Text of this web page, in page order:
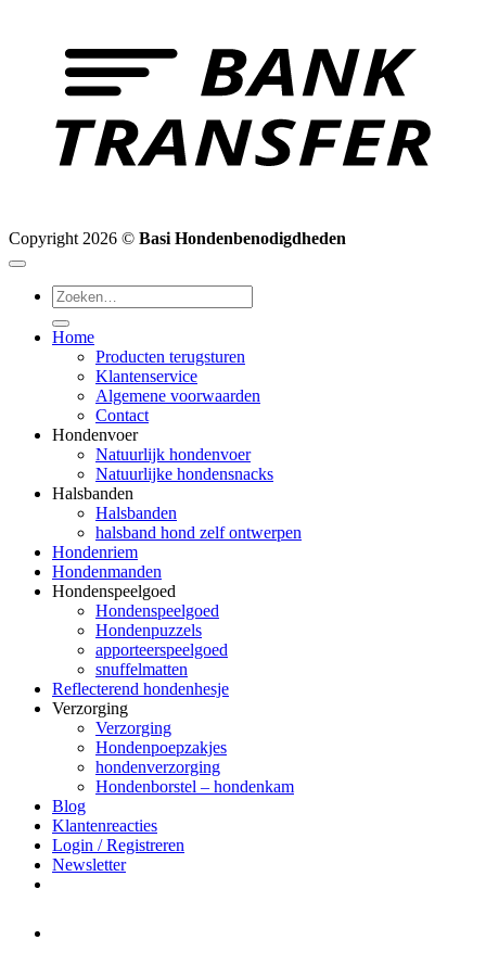
Copyright 2026 © Basi Hondenbenodigdheden
Zoeken
naar:
Home
Producten terugsturen
Klantenservice
Algemene voorwaarden
Contact
Hondenvoer
Natuurlijk hondenvoer
Natuurlijke hondensnacks
Halsbanden
Halsbanden
halsband hond zelf ontwerpen
Hondenriem
Hondenmanden
Hondenspeelgoed
Hondenspeelgoed
Hondenpuzzels
apporteerspeelgoed
snuffelmatten
Reflecterend hondenhesje
Verzorging
Verzorging
Hondenpoepzakjes
hondenverzorging
Hondenborstel – hondenkam
Blog
Klantenreacties
Login / Registreren
Newsletter